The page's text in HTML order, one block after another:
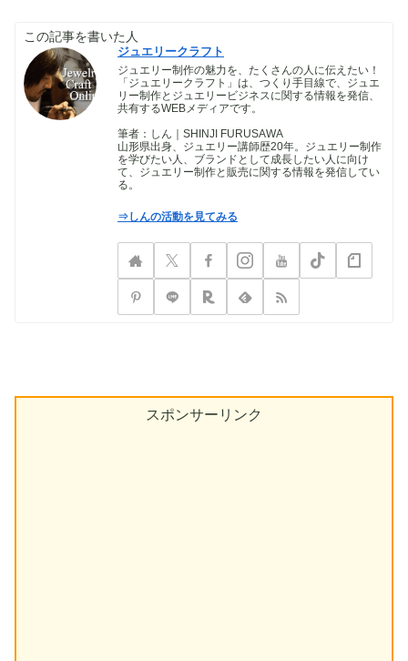
この記事を書いた人
ジュエリークラフト
ジュエリー制作の魅力を、たくさんの人に伝えたい！
「ジュエリークラフト」は、つくり手目線で、ジュエ
リー制作とジュエリービジネスに関する情報を発信、
共有するWEBメディアです。
筆者：しん｜SHINJI FURUSAWA
山形県出身、ジュエリー講師歴20年。ジュエリー制作
を学びたい人、ブランドとして成長したい人に向け
て、ジュエリー制作と販売に関する情報を発信してい
る。
⇒しんの活動を見てみる
スポンサーリンク